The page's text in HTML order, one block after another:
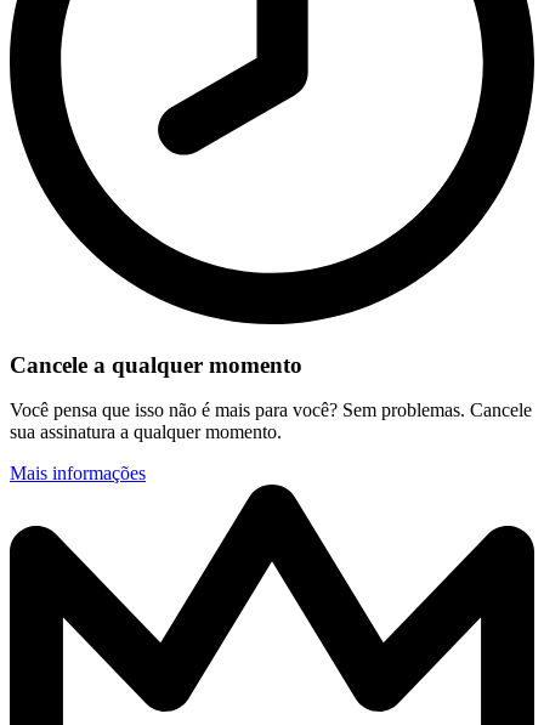
Cancele a qualquer momento
Você pensa que isso não é mais para você? Sem problemas. Cancele
sua assinatura a qualquer momento.
Mais informações